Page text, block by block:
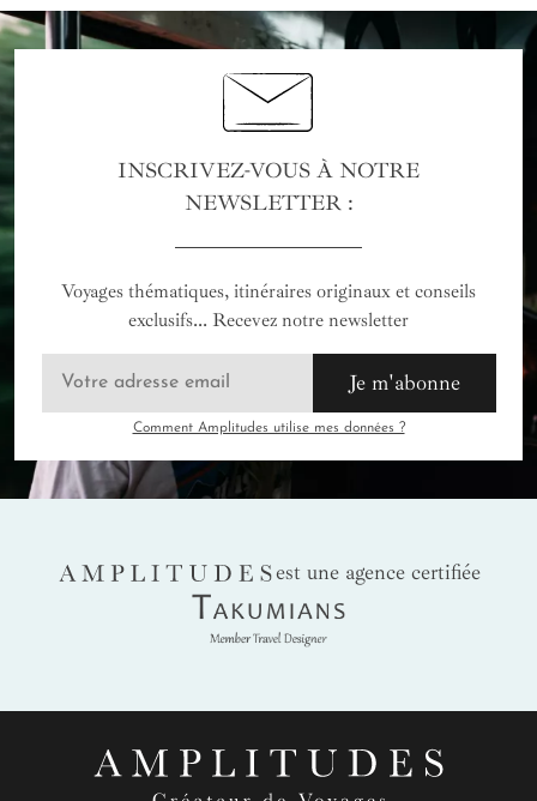
INSCRIVEZ-VOUS À NOTRE
NEWSLETTER :
Voyages thématiques, itinéraires originaux et conseils
exclusifs... Recevez notre newsletter
Je m'abonne
Comment Amplitudes utilise mes données ?
AMPLITUDES
est une agence certifiée
Takumians